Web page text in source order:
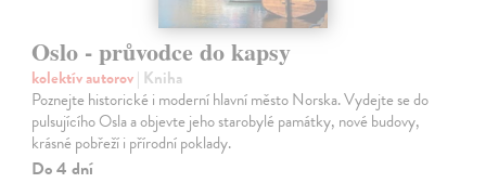
Oslo - průvodce do kapsy
kolektív autorov| Kniha
Poznejte historické i moderní hlavní město Norska. Vydejte se do
pulsujícího Osla a objevte jeho starobylé památky, nové budovy,
krásné pobřeží i přírodní poklady.
Do 4 dní